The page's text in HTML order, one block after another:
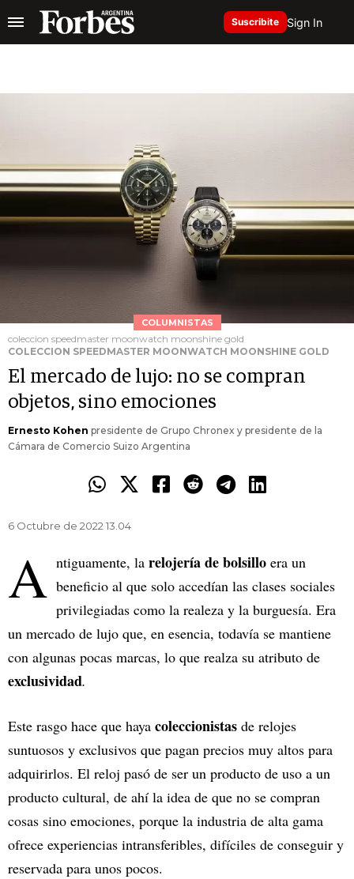
Suscribite Sign In
COLUMNISTAS
coleccion speedmaster moonwatch moonshine gold
COLECCION SPEEDMASTER MOONWATCH MOONSHINE GOLD
El mercado de lujo: no se compran
objetos, sino emociones
Ernesto Kohen presidente de Grupo Chronex y presidente de la
Cámara de Comercio Suizo Argentina
6 Octubre de 2022 13.04
A ntiguamente, la relojería de bolsillo era un
beneficio al que solo accedían las clases sociales
privilegiadas como la realeza y la burguesía. Era
un mercado de lujo que, en esencia, todavía se mantiene
con algunas pocas marcas, lo que realza su atributo de
exclusividad.
Este rasgo hace que haya coleccionistas de relojes
suntuosos y exclusivos que pagan precios muy altos para
adquirirlos. El reloj pasó de ser un producto de uso a un
producto cultural, de ahí la idea de que no se compran
cosas sino emociones, porque la industria de alta gama
ofrece experiencias intransferibles, difíciles de conseguir y
reservada para unos pocos.